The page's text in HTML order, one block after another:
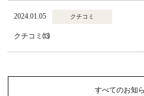
2024.01.05 クチコミ
クチコミ⒀
すべてのお知